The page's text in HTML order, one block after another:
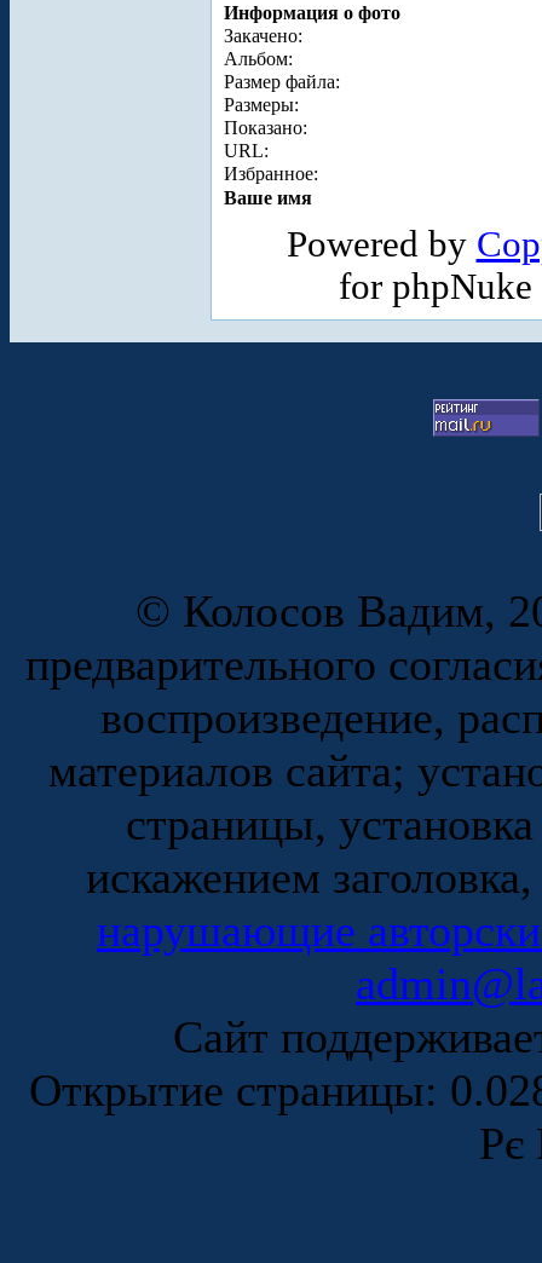
Информация о фото
Закачено:
Альбом:
Размер файла:
Размеры:
Показано:
URL:
Избранное:
Ваше имя
Powered by
for
© Колосов Вадим,
предварительного
воспроизведение,
материалов сайта;
страницы,
искажением
нарушающие
Сайт
Открытие страницы:
Рє